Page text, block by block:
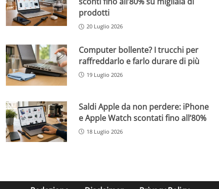
prodotti
20 Luglio 2026
Computer bollente? I trucchi per
raffreddarlo e farlo durare di più
19 Luglio 2026
Saldi Apple da non perdere: iPhone
e Apple Watch scontati fino all’80%
18 Luglio 2026